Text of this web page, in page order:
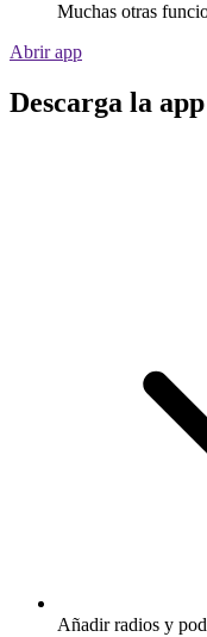
Muchas otras
Abrir app
Descarga la
Añadir radios y